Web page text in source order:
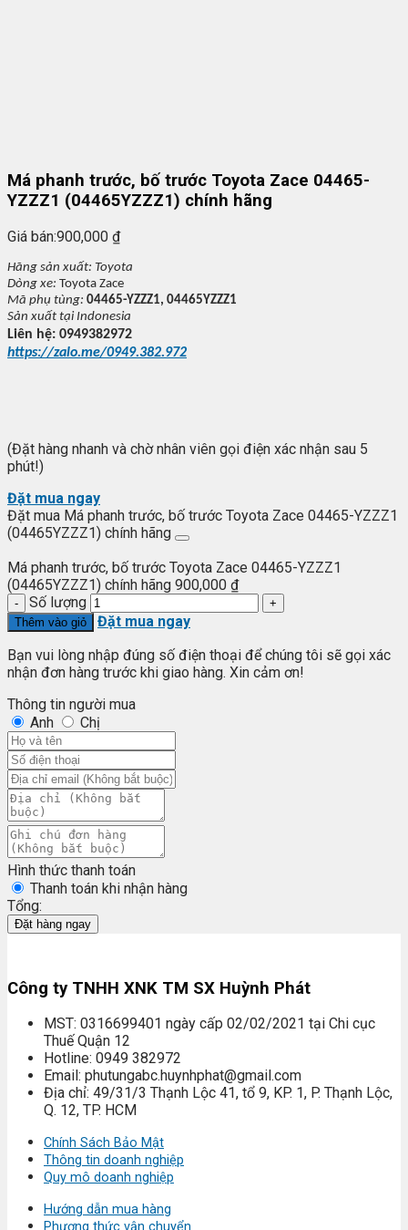
Má phanh trước, bố trước Toyota Zace 04465-
YZZZ1 (04465YZZZ1) chính hãng
Giá bán:900,000 ₫
Hãng sản xuất: Toyota
Dòng xe: Toyota Zace
Mã phụ tùng: 04465-YZZZ1, 04465YZZZ1
Sản xuất tại Indonesia
Liên hệ: 0949382972
https://zalo.me/0949.382.972
(Đặt hàng nhanh và chờ nhân viên gọi điện xác nhận sau 5
phút!)
Đặt mua ngay
Đặt mua Má phanh trước, bố trước Toyota Zace 04465-YZZZ1
(04465YZZZ1) chính hãng
Má phanh trước, bố trước Toyota Zace 04465-YZZZ1
(04465YZZZ1) chính hãng 900,000 ₫
Số lượng
Thêm vào giỏ
Đặt mua ngay
Bạn vui lòng nhập đúng số điện thoại để chúng tôi sẽ gọi xác
nhận đơn hàng trước khi giao hàng. Xin cảm ơn!
Thông tin người mua
Anh
Chị
Hình thức thanh toán
Thanh toán khi nhận hàng
Tổng:
Đặt hàng ngay
Công ty TNHH XNK TM SX Huỳnh Phát
MST: 0316699401 ngày cấp 02/02/2021 tại Chi cục
Thuế Quận 12
Hotline: 0949 382972
Email: phutungabc.huynhphat@gmail.com
Địa chỉ: 49/31/3 Thạnh Lộc 41, tổ 9, KP. 1, P. Thạnh Lộc,
Q. 12, TP. HCM
Chính Sách Bảo Mật
Thông tin doanh nghiệp
Quy mô doanh nghiệp
Hướng dẫn mua hàng